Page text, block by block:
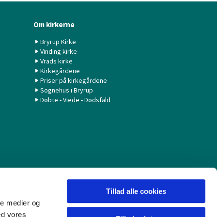
medier og
vores
Tillad alle cookies
Om kirkerne
Bryrup Kirke
Vinding kirke
Vrads kirke
Kirkegårdene
Priser på kirkegårdene
Sognehus i Bryrup
Døbte - Viede - Dødsfald